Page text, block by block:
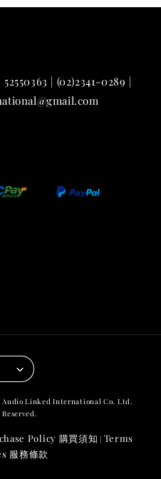
| (02)2341-0289 |
Audio Linked International Co. Ltd.
Policy 購買須知 | Terms
服務條款